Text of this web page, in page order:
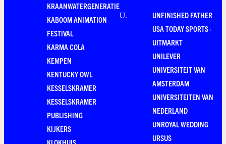
KRAANWATERGENERATIE
KABOOM ANIMATION
FESTIVAL
KARMA COLA
KEMPEN
KENTUCKY OWL
KESSELSKRAMER
KESSELSKRAMER
PUBLISHING
KIJKERS
U.
UNFINISHED FATHER
USA TODAY SPORTS+
UITMARKT
UNILEVER
UNIVERSITEIT VAN
AMSTERDAM
UNIVERSITEITEN VAN
NEDERLAND
UNROYAL WEDDING
URSUS